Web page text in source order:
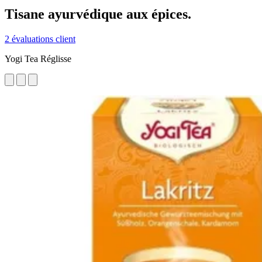
Tisane ayurvédique aux épices.
2 évaluations client
Yogi Tea Réglisse